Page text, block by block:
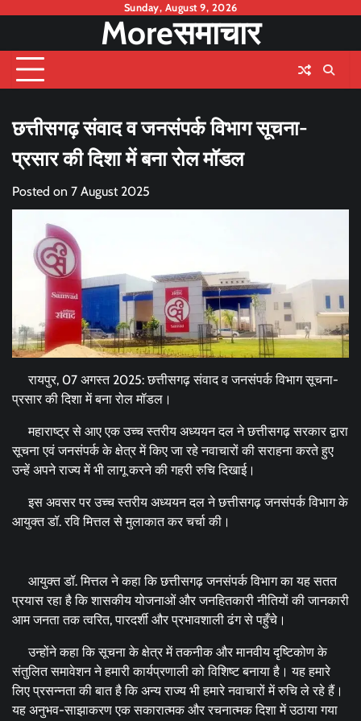
content
Sunday, August 9, 2026
Moreसमाचार
छत्तीसगढ़ संवाद व जनसंपर्क विभाग सूचना-
प्रसार की दिशा में बना रोल मॉडल
Posted on 7 August 2025
रायपुर, 07 अगस्त 2025: छत्तीसगढ़ संवाद व जनसंपर्क विभाग सूचना-
प्रसार की दिशा में बना रोल मॉडल।
महाराष्ट्र से आए एक उच्च स्तरीय अध्ययन दल ने छत्तीसगढ़ सरकार द्वारा
सूचना एवं जनसंपर्क के क्षेत्र में किए जा रहे नवाचारों की सराहना करते हुए
उन्हें अपने राज्य में भी लागू करने की गहरी रुचि दिखाई।
इस अवसर पर उच्च स्तरीय अध्ययन दल ने छत्तीसगढ़ जनसंपर्क विभाग के
आयुक्त डॉ. रवि मित्तल से मुलाकात कर चर्चा की।
आयुक्त डॉ. मित्तल ने कहा कि छत्तीसगढ़ जनसंपर्क विभाग का यह सतत
प्रयास रहा है कि शासकीय योजनाओं और जनहितकारी नीतियों की जानकारी
आम जनता तक त्वरित, पारदर्शी और प्रभावशाली ढंग से पहुँचे।
उन्होंने कहा कि सूचना के क्षेत्र में तकनीक और मानवीय दृष्टिकोण के
संतुलित समावेशन ने हमारी कार्यप्रणाली को विशिष्ट बनाया है। यह हमारे
लिए प्रसन्नता की बात है कि अन्य राज्य भी हमारे नवाचारों में रुचि ले रहे हैं।
यह अनुभव-साझाकरण एक सकारात्मक और रचनात्मक दिशा में उठाया गया